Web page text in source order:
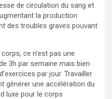
de circulation du sang et
la production
des troubles graves pouvant
ce n’est pas une
3h par semaine mais bien
par jour. Travailler
générer une accélération du
luxe pour le corps